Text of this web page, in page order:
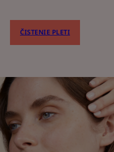
ČISTENIE PLETI